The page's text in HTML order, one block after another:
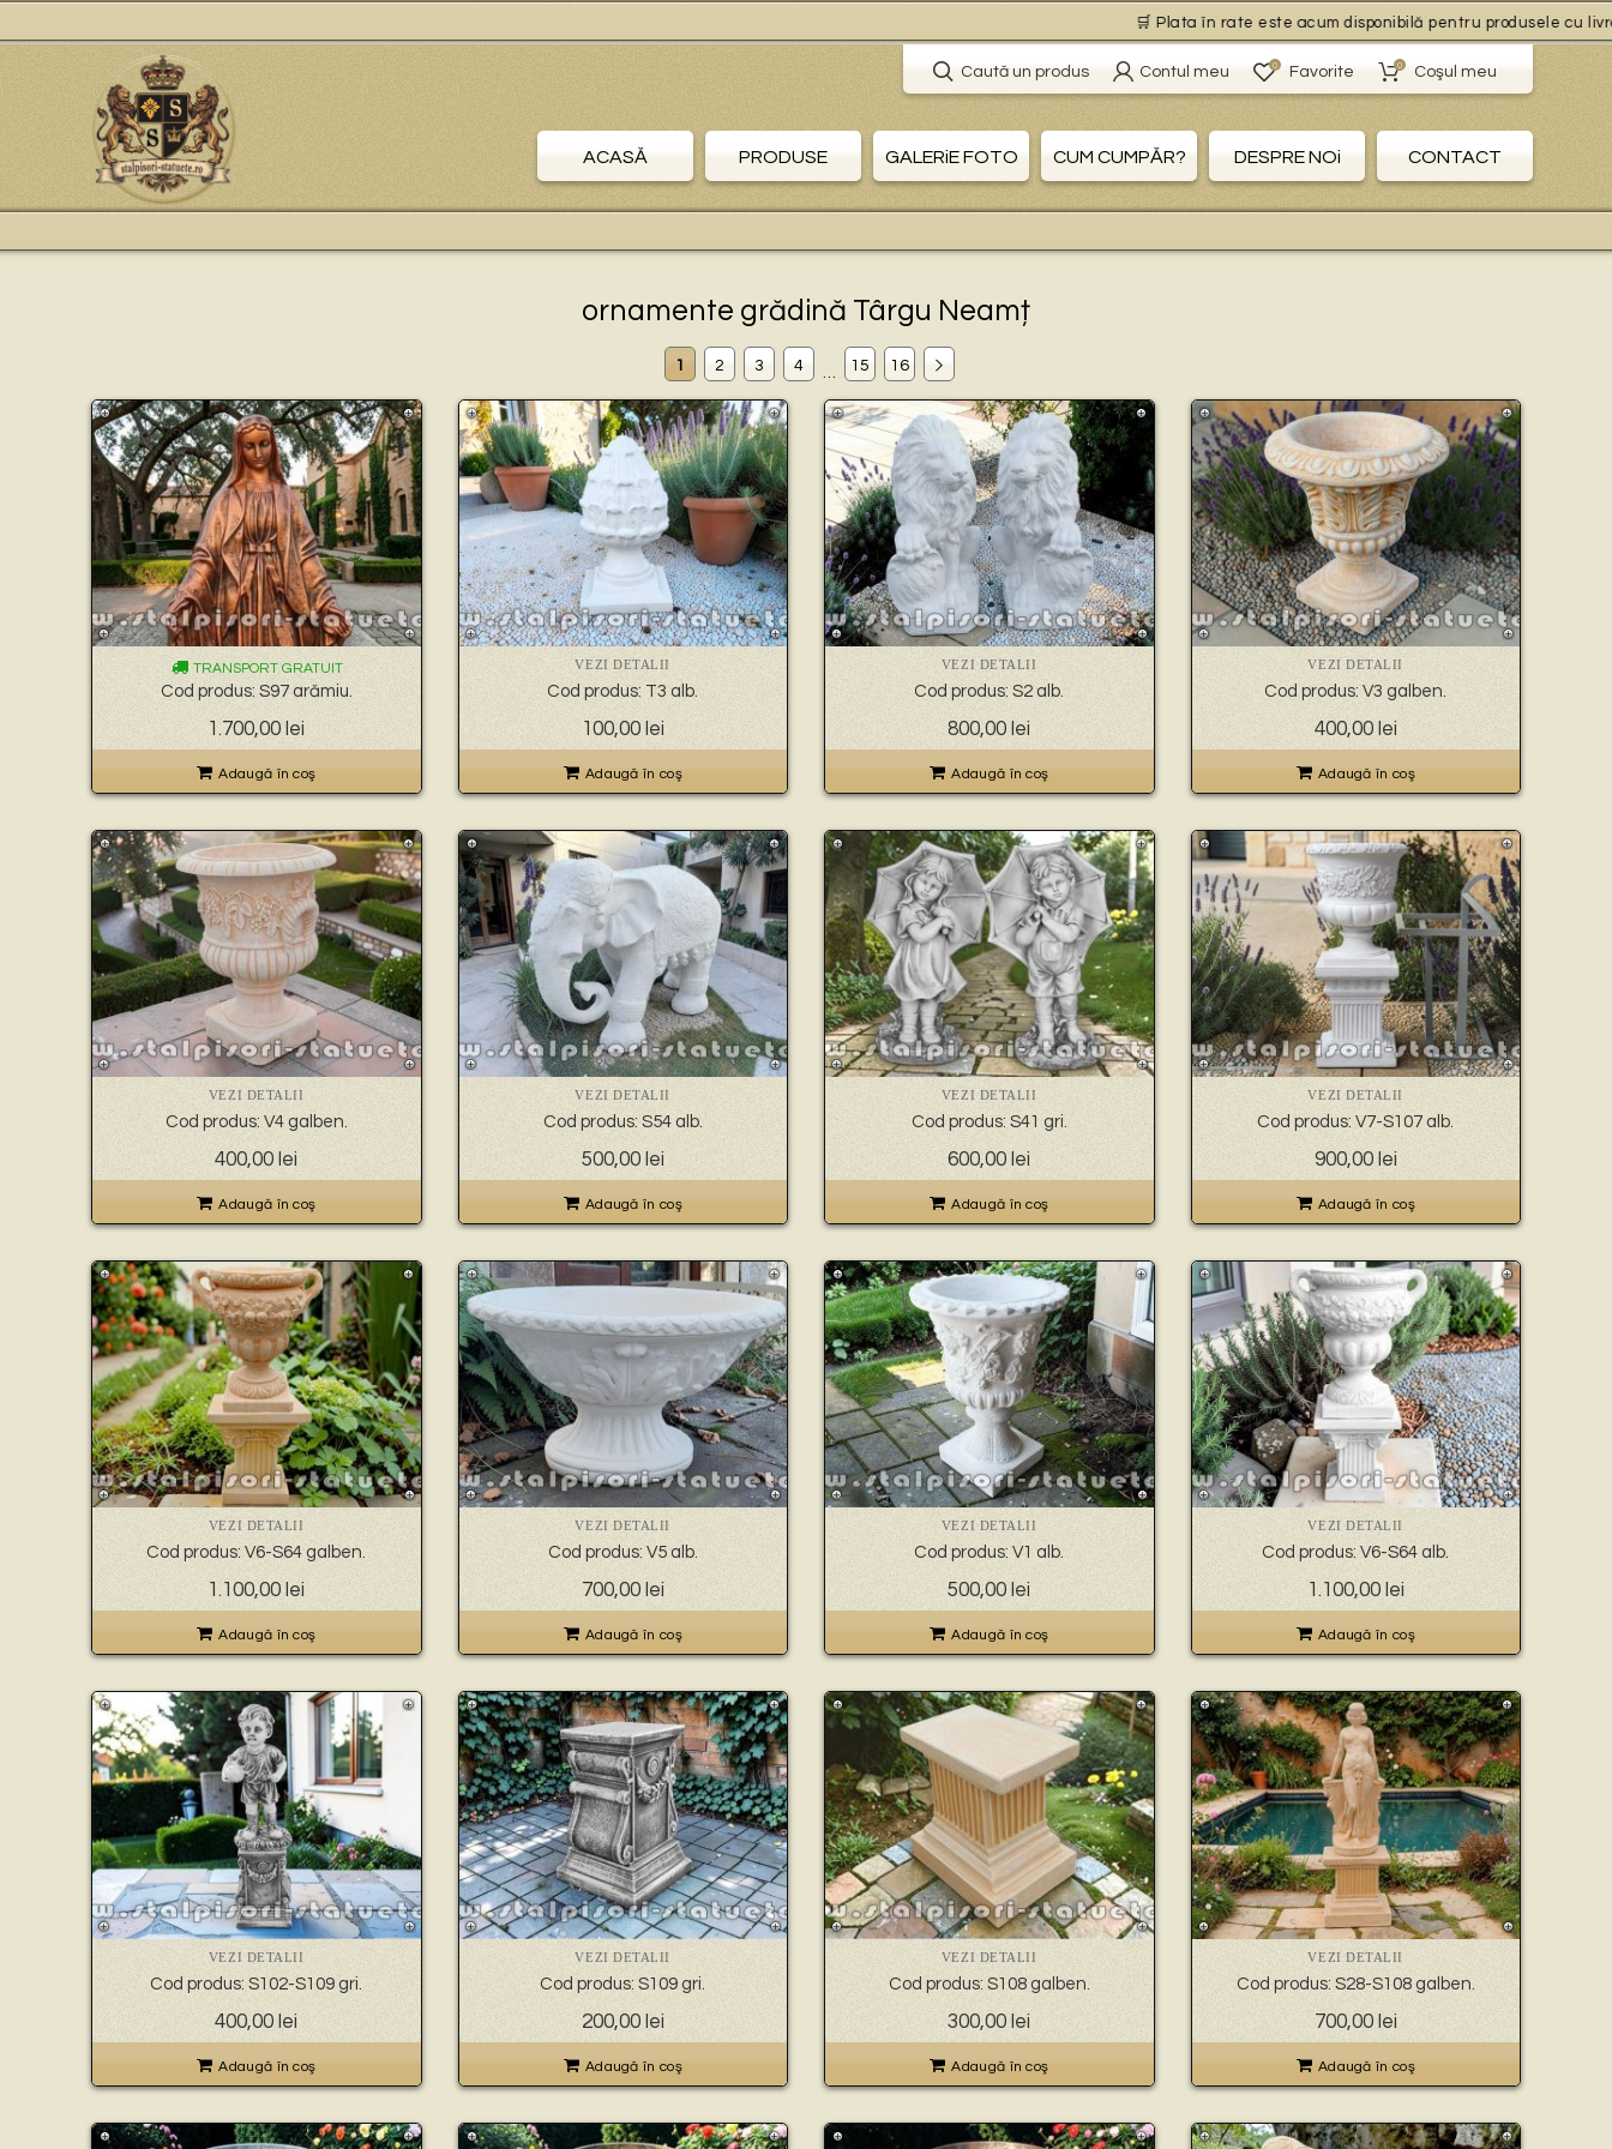
🛒 Plata în rate este acum disponibilă pentru produsele cu livrare
Caută un produs Contul meu 0 Favorite 0 Coşul meu
ACASĂ PRODUSE GALERiE FOTO CUM CUMPĂR? DESPRE NOi CONTACT
ornamente grădină Târgu Neamț
1 2 3 4 … 15 16
TRANSPORT GRATUIT
Cod produs: S97 arămiu.
1.700,00 lei
Adaugă în coş
VEZI DETALII
Cod produs: T3 alb.
100,00 lei
Adaugă în coş
VEZI DETALII
Cod produs: S2 alb.
800,00 lei
Adaugă în coş
VEZI DETALII
Cod produs: V3 galben.
400,00 lei
Adaugă în coş
VEZI DETALII
Cod produs: V4 galben.
400,00 lei
Adaugă în coş
VEZI DETALII
Cod produs: S54 alb.
500,00 lei
Adaugă în coş
VEZI DETALII
Cod produs: S41 gri.
600,00 lei
Adaugă în coş
VEZI DETALII
Cod produs: V7-S107 alb.
900,00 lei
Adaugă în coş
VEZI DETALII
Cod produs: V6-S64 galben.
1.100,00 lei
Adaugă în coş
VEZI DETALII
Cod produs: V5 alb.
700,00 lei
Adaugă în coş
VEZI DETALII
Cod produs: V1 alb.
500,00 lei
Adaugă în coş
VEZI DETALII
Cod produs: V6-S64 alb.
1.100,00 lei
Adaugă în coş
VEZI DETALII
Cod produs: S102-S109 gri.
400,00 lei
Adaugă în coş
VEZI DETALII
Cod produs: S109 gri.
200,00 lei
Adaugă în coş
VEZI DETALII
Cod produs: S108 galben.
300,00 lei
Adaugă în coş
VEZI DETALII
Cod produs: S28-S108 galben.
700,00 lei
Adaugă în coş